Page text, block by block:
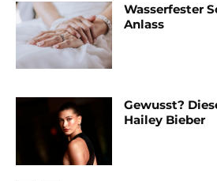
Wasserfester
Anlass
Gewusst?
Hailey Bieber